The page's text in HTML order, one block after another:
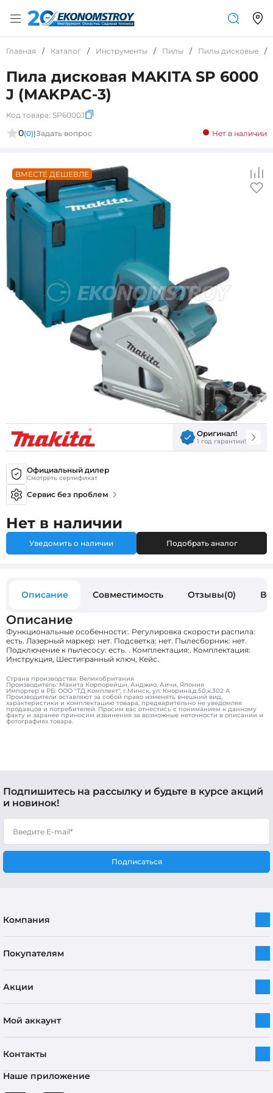
Главная / Каталог / Инструменты / Пилы / Пилы дисковые /
Пила дисковая MAKITA SP 6000
J (MAKPAC-3)
Код товара: SP6000J
0(0)|Задать вопрос Нет в наличии
ВМЕСТЕ ДЕШЕВЛЕ
Оригинал!
1 год гарантии!
Официальный дилер
Смотреть сертификат
Сервис без проблем
Нет в наличии
Уведомить о наличии Подобрать аналог
Описание Совместимость Отзывы(0)
Описание
Функциональные особенности:. Регулировка скорости распила:
есть. Лазерный маркер: нет. Подсветка: нет. Пылесборник: нет.
Подключение к пылесосу: есть. . Комплектация:. Комплектация:
Инструкция, Шестигранный ключ, Кейс.
Страна производства: Великобритания
Производитель: Макита Корпорейшн, Анджио, Аичи, Япония
Импортер в РБ: ООО "ТД Комплект", г.Минск, ул. Кнорина,д.50,к.302 А
Производители оставляют за собой право изменять внешний вид,
характеристики и комплектацию товара, предварительно не уведомляя
продавцов и потребителей. Просим вас отнестись с пониманием к данному
факту и заранее приносим извинения за возможные неточности в описании и
фотографиях товара.
Подпишитесь на рассылку и будьте в курсе акций
и новинок!
Подписаться
Компания
Покупателям
Акции
Мой аккаунт
Контакты
Наше приложение